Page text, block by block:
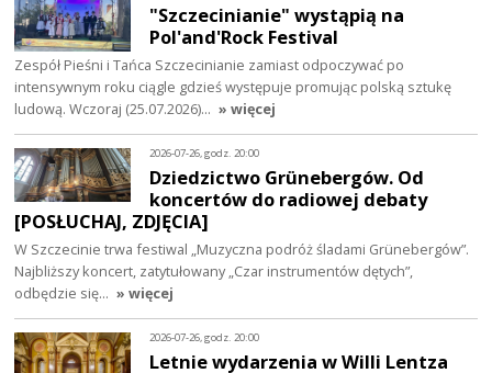
"Szczecinianie" wystąpią na
Pol'and'Rock Festival
Zespół Pieśni i Tańca Szczecinianie zamiast odpoczywać po
intensywnym roku ciągle gdzieś występuje promując polską sztukę
ludową. Wczoraj (25.07.2026)… » więcej
2026-07-26, godz. 20:00
Dziedzictwo Grünebergów. Od
koncertów do radiowej debaty
[POSŁUCHAJ, ZDJĘCIA]
W Szczecinie trwa festiwal „Muzyczna podróż śladami Grünebergów”.
Najbliższy koncert, zatytułowany „Czar instrumentów dętych”,
odbędzie się… » więcej
2026-07-26, godz. 20:00
Letnie wydarzenia w Willi Lentza